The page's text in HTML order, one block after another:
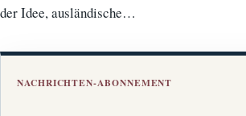
der Idee, ausländische…
NACHRICHTEN-ABONNEMENT